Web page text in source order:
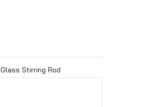
Glass Stirring Rod